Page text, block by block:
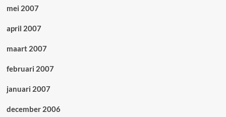
mei 2007
april 2007
maart 2007
februari 2007
januari 2007
december 2006